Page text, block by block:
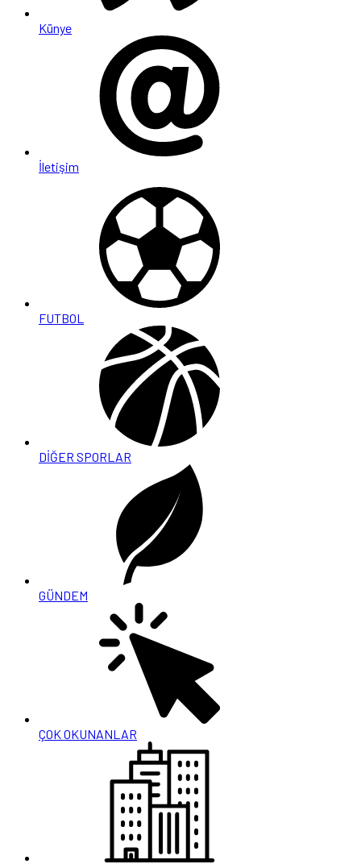
Künye
İletişim
FUTBOL
DİĞER SPORLAR
GÜNDEM
ÇOK OKUNANLAR